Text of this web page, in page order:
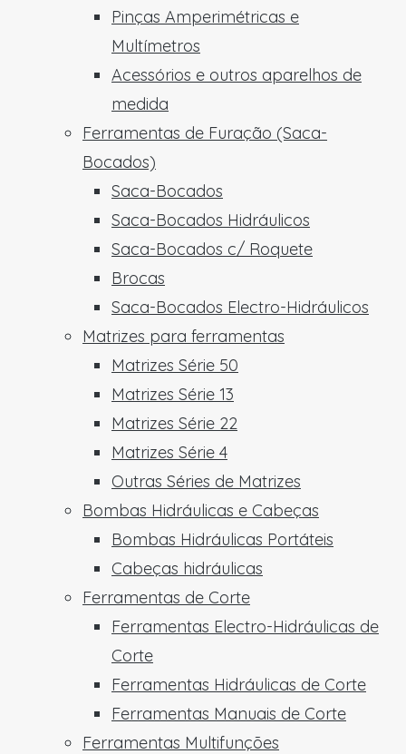
Pinças Amperimétricas e
Multímetros
Acessórios e outros aparelhos de
medida
Ferramentas de Furação (Saca-
Bocados)
Saca-Bocados
Saca-Bocados Hidráulicos
Saca-Bocados c/ Roquete
Brocas
Saca-Bocados Electro-Hidráulicos
Matrizes para ferramentas
Matrizes Série 50
Matrizes Série 13
Matrizes Série 22
Matrizes Série 4
Outras Séries de Matrizes
Bombas Hidráulicas e Cabeças
Bombas Hidráulicas Portáteis
Cabeças hidráulicas
Ferramentas de Corte
Ferramentas Electro-Hidráulicas de
Corte
Ferramentas Hidráulicas de Corte
Ferramentas Manuais de Corte
Ferramentas Multifunções